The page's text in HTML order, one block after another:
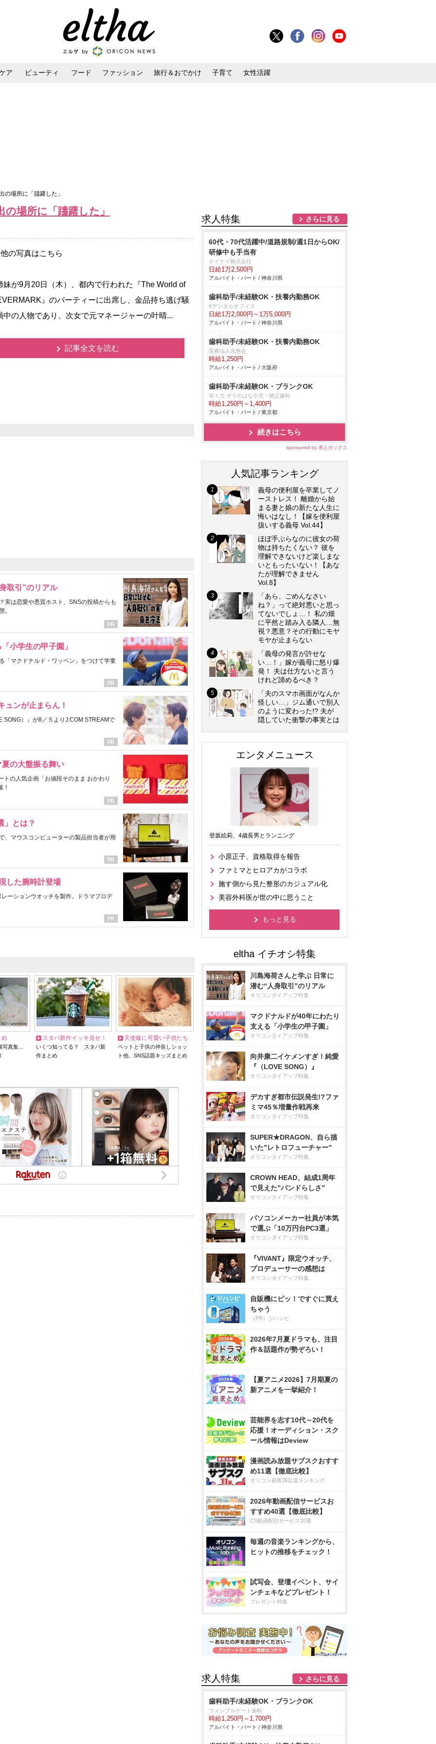
ア ビューティ フード ファッション 旅行＆おでかけ 子育て 女性活躍
の場所に「躊躇した」
場所に「躊躇した」
の写真はこちら
が9月20日（木）、都内で行われた『The World of
』のパーティーに出席し、金品持ち逃げ騒
中の人物であり、次女で元マネージャーの叶晴...
記事全文を読む
取引”のリアル
実は恋愛や悪質ホスト、SNSの投稿からも
。
小学生の甲子園」
「マクドナルド・ワッペン」をつけて学童
ュンが止まらん！
SONG）』が8／５よりJ:COM STREAMで
の大盤振る舞い
の人気企画「お値段そのまま おかわり
！
」とは？
、マウスコンピューターの製品担当者が用
した腕時計登場
ーションウオッチを製作。ドラマプロデ
め
写真集…
スタバ新作イッキ見せ！
いくつ知ってる？ スタバ新
作まとめ
天使級に可愛い子供たち
ペットと子供の仲良しショッ
ト他、SNS話題キッズまとめ
求人特集 さらに見る
60代・70代活躍中/道路規制/週1日からOK/
研修中も手当有
テイケイ株式会社
日給1万2,500円
アルバイト・パート / 神奈川県
歯科助手/未経験OK・扶養内勤務OK
Kデンタルオフィス
日給1万2,000円～1万5,000円
アルバイト・パート / 神奈川県
歯科助手/未経験OK・扶養内勤務OK
医療法人光惠会
時給1,250円
アルバイト・パート / 大阪府
歯科助手/未経験OK・ブランクOK
等々力 ぞうのはな小児・矯正歯科
時給1,250円～1,400円
アルバイト・パート / 東京都
続きはこちら
sponsored by 求人ボックス
人気記事ランキング
義母の便利屋を卒業してノ
ーストレス！ 離婚から始
まる妻と娘の新たな人生に
悔いはなし！【嫁を便利屋
扱いする義母 Vol.44】
ほぼ手ぶらなのに彼女の荷
物は持ちたくない？ 彼を
理解できないけど楽しまな
いともったいない！【あな
たが理解できません
Vol.8】
「あら、ごめんなさい
ね？」って絶対悪いと思っ
てないでしょ…！ 私の畑
に平然と踏み入る隣人…無
視？悪意？その行動にモヤ
モヤが止まらない
「義母の発言が許せな
い…！」嫁が義母に怒り爆
発！ 夫は仕方ないと言う
けれど諦めるべき？
「夫のスマホ画面がなんか
怪しい…」ジム通いで別人
のように変わった!? 夫が
隠していた衝撃の事実とは
エンタメニュース
登坂絵莉、4歳長男とランニング
小原正子、資格取得を報告
ファミマとヒロアカがコラボ
施す側から見た整形のカジュアル化
美容外科医が世の中に思うこと
もっと見る
川島海荷さんと学ぶ 日常に
潜む“人身取引”のリアル
オリコンタイアップ特集
マクドナルドが40年にわたり
支える「小学生の甲子園」
オリコンタイアップ特集
向井康二イケメンすぎ！純愛
『（LOVE SONG）』
オリコンタイアップ特集
デカすぎ都市伝説発生!?ファ
ミマ45％増量作戦再来
オリコンタイアップ特集
SUPER★DRAGON、自ら描
いた”レトロフューチャー”
オリコンタイアップ特集
CROWN HEAD、結成1周年
で見えた”バンドらしさ”
オリコンタイアップ特集
パソコンメーカー社員が本気
で選ぶ「10万円台PC3選」
オリコンタイアップ特集
『VIVANT』限定ウオッチ、
プロデューサーの感想は
オリコンタイアップ特集
自販機にピッ！ですぐに買え
ちゃう
（PR）ジハンピ
2026年7月夏ドラマも、注目
作＆話題作が勢ぞろい！
【夏アニメ2026】7月期夏の
新アニメを一挙紹介！
芸能界を志す10代～20代を
応援！オーディション・スク
ール情報はDeview
漫画読み放題サブスクおすす
め11選【徹底比較】
オリコン顧客満足度ランキング
2026年動画配信サービスお
すすめ40選【徹底比較】
CS動画配信サービス20選
毎週の音楽ランキングから、
ヒットの推移をチェック！
試写会、登壇イベント、サイ
ンチェキなどプレゼント！
プレゼント特集
求人特集 さらに見る
歯科助手/未経験OK・ブランクOK
ウォンブルゲート歯科
時給1,250円～1,700円
アルバイト・パート / 神奈川県